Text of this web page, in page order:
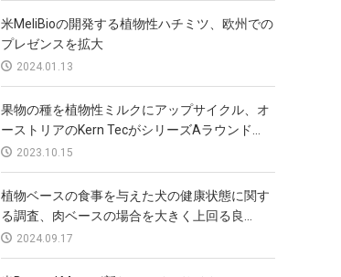
米MeliBioの開発する植物性ハチミツ、欧州での
プレゼンスを拡大
2024.01.13
果物の種を植物性ミルクにアップサイクル、オ
ーストリアのKern TecがシリーズAラウンド...
2023.10.15
植物ベースの食事を与えた犬の健康状態に関す
る調査、肉ベースの場合を大きく上回る良...
2024.09.17